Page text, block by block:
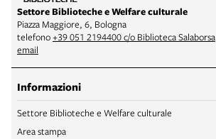
Settore Biblioteche e Welfare culturale
Piazza Maggiore, 6, Bologna
telefono+39 051 2194400 c/o Biblioteca Salaborsa
email
Informazioni
Settore Biblioteche e Welfare culturale
Area stampa